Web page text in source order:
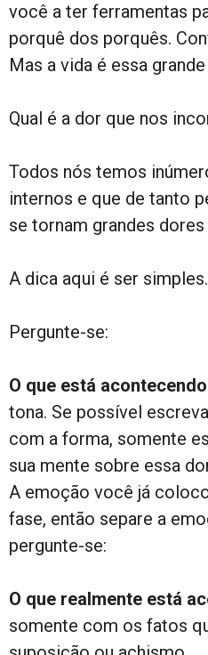
você a ter ferramentas
porquê dos porquês.
Mas a vida é essa
Qual é a dor que nos
Todos nós temos
internos e que de tanto
se tornam grandes
A dica aqui é ser simples.
Pergunte-se:
O que está
tona. Se possível
com a forma, somente
sua mente sobre essa
A emoção você já
fase, então separe a
pergunte-se:
O que realmente está
somente com os fatos